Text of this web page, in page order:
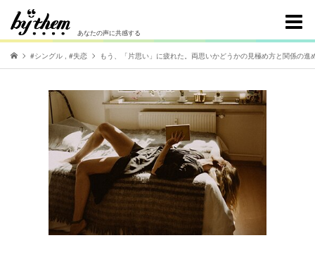
あなたの声に共感する
#シングル , #失恋 もう、「片思い」に疲れた。両思いかどうかの見極め方と関係の進